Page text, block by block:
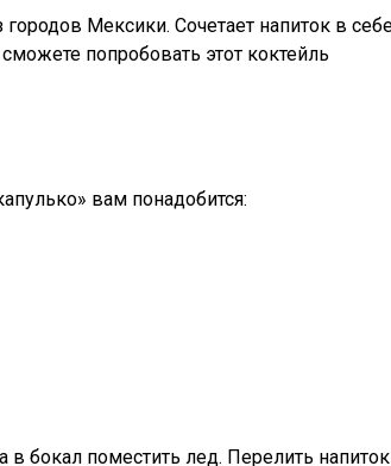
городов Мексики. Сочетает напиток в
попробовать этот коктейль
вам понадобится:
бокал поместить лед. Перелить напиток